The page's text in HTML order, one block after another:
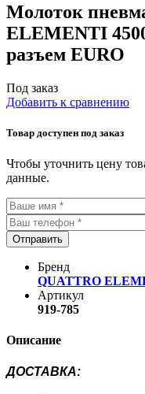
Молоток
ELEMENTI
разъем EURO
Под заказ
Добавить к сравнению
Товар доступен под заказ
Чтобы уточнить цену
данные.
Отправить
Бренд
QUATTRO
Артикул
919-785
Описание
ДОСТАВКА: